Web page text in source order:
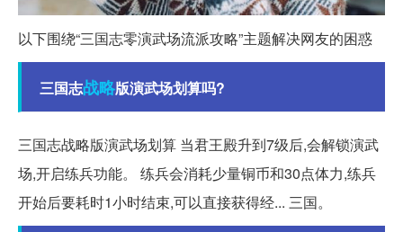
以下围绕“三国志零演武场流派攻略”主题解决网友的困惑
三国志战略版演武场划算吗?
三国志战略版演武场划算 当君王殿升到7级后,会解锁演武
场,开启练兵功能。 练兵会消耗少量铜币和30点体力,练兵
开始后要耗时1小时结束,可以直接获得经... 三国。